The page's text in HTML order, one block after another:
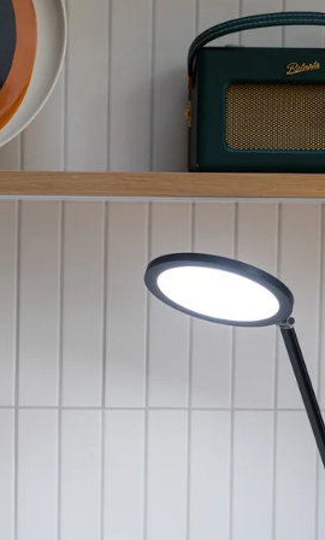
OUVRIR L’IMAGE EN PLEIN